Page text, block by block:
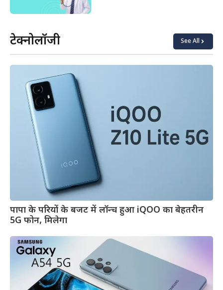
टेक्नोलॉजी See All
पापा के परियों के बजट में लॉन्च हुआ iQOO का बेहतरीन
5G फोन, मिलेगा